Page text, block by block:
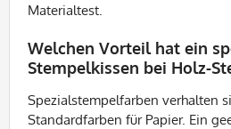
Materialtest.
Welchen Vorteil hat ein
Stempelkissen bei Holz-
Spezialstempelfarben verhalten
Standardfarben für Papier. Ein